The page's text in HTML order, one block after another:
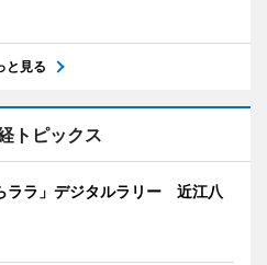
と見る
トピックス
ララ」デジタルラリー 近江八